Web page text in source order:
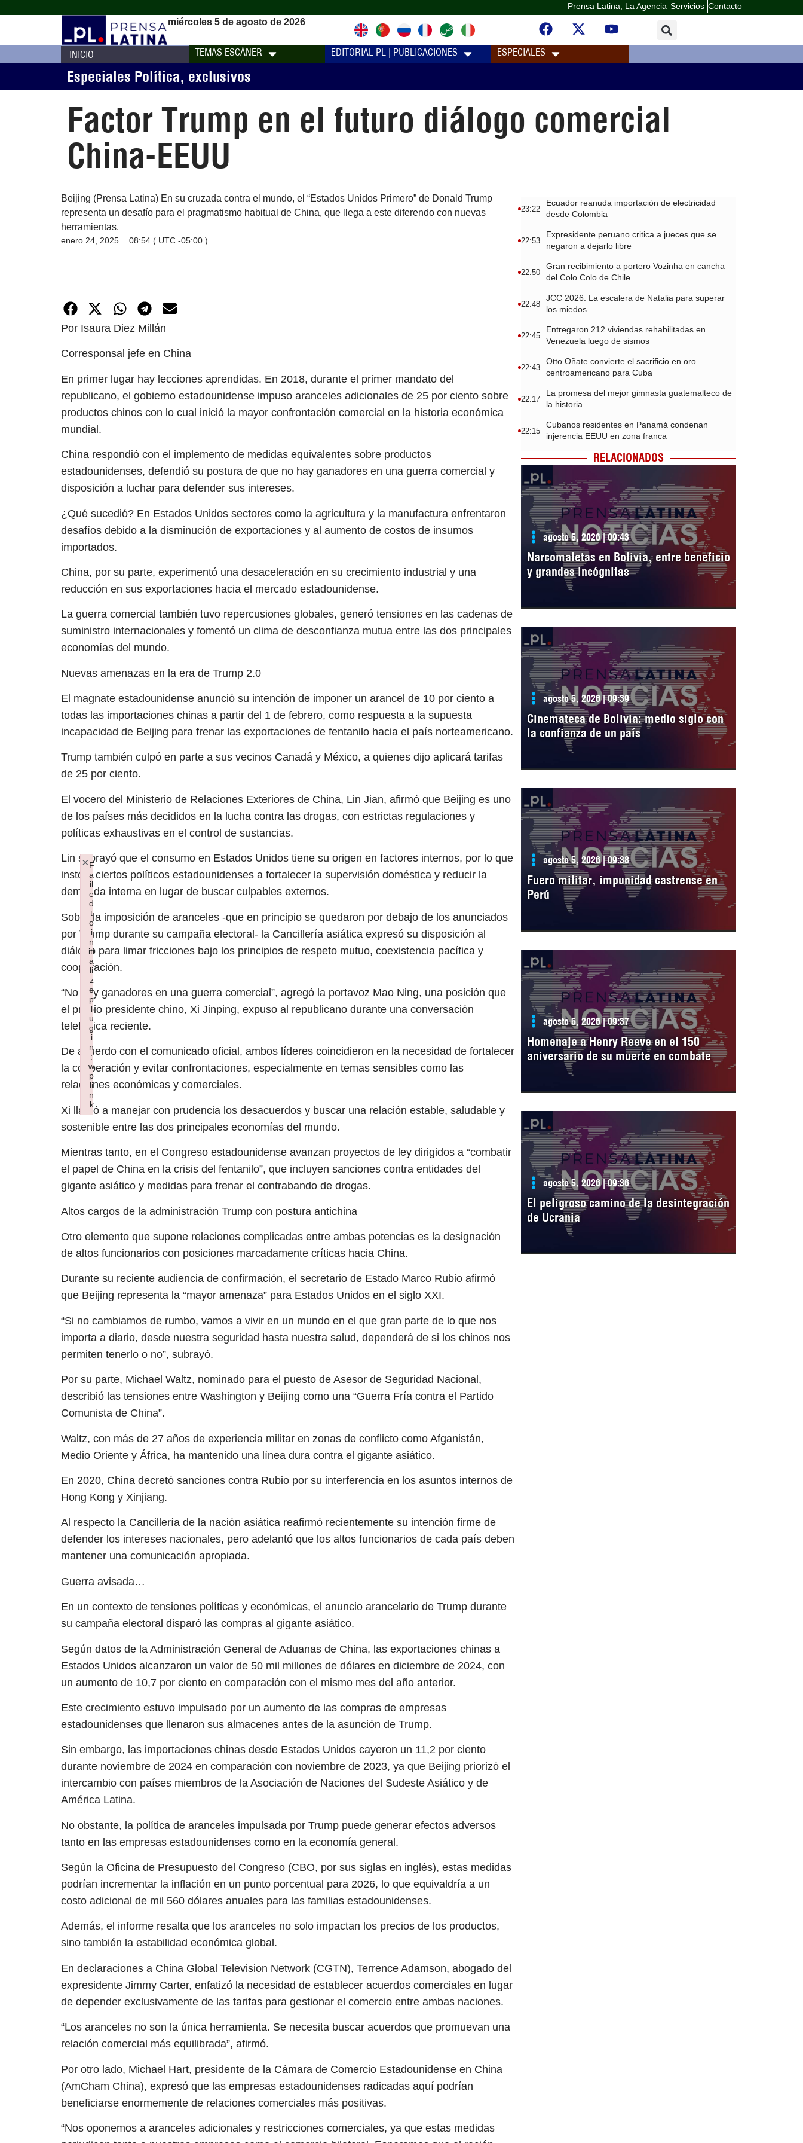
Prensa Latina, La Agencia Servicios Contacto
miércoles 5 de agosto de 2026
INICIO TEMAS ESCÁNER EDITORIAL PL | PUBLICACIONES ESPECIALES
Especiales Política, exclusivos
Factor Trump en el futuro diálogo comercial
China-EEUU
Beijing (Prensa Latina) En su cruzada contra el mundo, el “Estados Unidos Primero” de Donald Trump
representa un desafío para el pragmatismo habitual de China, que llega a este diferendo con nuevas
herramientas.
enero 24, 2025 08:54 ( UTC -05:00 )
Por Isaura Diez Millán
Corresponsal jefe en China
En primer lugar hay lecciones aprendidas. En 2018, durante el primer mandato del
republicano, el gobierno estadounidense impuso aranceles adicionales de 25 por ciento sobre
productos chinos con lo cual inició la mayor confrontación comercial en la historia económica
mundial.
China respondió con el implemento de medidas equivalentes sobre productos
estadounidenses, defendió su postura de que no hay ganadores en una guerra comercial y
disposición a luchar para defender sus intereses.
¿Qué sucedió? En Estados Unidos sectores como la agricultura y la manufactura enfrentaron
desafíos debido a la disminución de exportaciones y al aumento de costos de insumos
importados.
China, por su parte, experimentó una desaceleración en su crecimiento industrial y una
reducción en sus exportaciones hacia el mercado estadounidense.
La guerra comercial también tuvo repercusiones globales, generó tensiones en las cadenas de
suministro internacionales y fomentó un clima de desconfianza mutua entre las dos principales
economías del mundo.
Nuevas amenazas en la era de Trump 2.0
El magnate estadounidense anunció su intención de imponer un arancel de 10 por ciento a
todas las importaciones chinas a partir del 1 de febrero, como respuesta a la supuesta
incapacidad de Beijing para frenar las exportaciones de fentanilo hacia el país norteamericano.
Trump también culpó en parte a sus vecinos Canadá y México, a quienes dijo aplicará tarifas
de 25 por ciento.
El vocero del Ministerio de Relaciones Exteriores de China, Lin Jian, afirmó que Beijing es uno
de los países más decididos en la lucha contra las drogas, con estrictas regulaciones y
políticas exhaustivas en el control de sustancias.
Lin subrayó que el consumo en Estados Unidos tiene su origen en factores internos, por lo que
instó a ciertos políticos estadounidenses a fortalecer la supervisión doméstica y reducir la
demanda interna en lugar de buscar culpables externos.
Sobre la imposición de aranceles -que en principio se quedaron por debajo de los anunciados
por Trump durante su campaña electoral- la Cancillería asiática expresó su disposición al
diálogo para limar fricciones bajo los principios de respeto mutuo, coexistencia pacífica y
cooperación.
“No hay ganadores en una guerra comercial”, agregó la portavoz Mao Ning, una posición que
el propio presidente chino, Xi Jinping, expuso al republicano durante una conversación
telefónica reciente.
De acuerdo con el comunicado oficial, ambos líderes coincidieron en la necesidad de fortalecer
la cooperación y evitar confrontaciones, especialmente en temas sensibles como las
relaciones económicas y comerciales.
Xi llamó a manejar con prudencia los desacuerdos y buscar una relación estable, saludable y
sostenible entre las dos principales economías del mundo.
Mientras tanto, en el Congreso estadounidense avanzan proyectos de ley dirigidos a “combatir
el papel de China en la crisis del fentanilo”, que incluyen sanciones contra entidades del
gigante asiático y medidas para frenar el contrabando de drogas.
Altos cargos de la administración Trump con postura antichina
Otro elemento que supone relaciones complicadas entre ambas potencias es la designación
de altos funcionarios con posiciones marcadamente críticas hacia China.
Durante su reciente audiencia de confirmación, el secretario de Estado Marco Rubio afirmó
que Beijing representa la “mayor amenaza” para Estados Unidos en el siglo XXI.
“Si no cambiamos de rumbo, vamos a vivir en un mundo en el que gran parte de lo que nos
importa a diario, desde nuestra seguridad hasta nuestra salud, dependerá de si los chinos nos
permiten tenerlo o no”, subrayó.
Por su parte, Michael Waltz, nominado para el puesto de Asesor de Seguridad Nacional,
describió las tensiones entre Washington y Beijing como una “Guerra Fría contra el Partido
Comunista de China”.
Waltz, con más de 27 años de experiencia militar en zonas de conflicto como Afganistán,
Medio Oriente y África, ha mantenido una línea dura contra el gigante asiático.
En 2020, China decretó sanciones contra Rubio por su interferencia en los asuntos internos de
Hong Kong y Xinjiang.
Al respecto la Cancillería de la nación asiática reafirmó recientemente su intención firme de
defender los intereses nacionales, pero adelantó que los altos funcionarios de cada país deben
mantener una comunicación apropiada.
Guerra avisada…
En un contexto de tensiones políticas y económicas, el anuncio arancelario de Trump durante
su campaña electoral disparó las compras al gigante asiático.
Según datos de la Administración General de Aduanas de China, las exportaciones chinas a
Estados Unidos alcanzaron un valor de 50 mil millones de dólares en diciembre de 2024, con
un aumento de 10,7 por ciento en comparación con el mismo mes del año anterior.
Este crecimiento estuvo impulsado por un aumento de las compras de empresas
estadounidenses que llenaron sus almacenes antes de la asunción de Trump.
Sin embargo, las importaciones chinas desde Estados Unidos cayeron un 11,2 por ciento
durante noviembre de 2024 en comparación con noviembre de 2023, ya que Beijing priorizó el
intercambio con países miembros de la Asociación de Naciones del Sudeste Asiático y de
América Latina.
No obstante, la política de aranceles impulsada por Trump puede generar efectos adversos
tanto en las empresas estadounidenses como en la economía general.
Según la Oficina de Presupuesto del Congreso (CBO, por sus siglas en inglés), estas medidas
podrían incrementar la inflación en un punto porcentual para 2026, lo que equivaldría a un
costo adicional de mil 560 dólares anuales para las familias estadounidenses.
Además, el informe resalta que los aranceles no solo impactan los precios de los productos,
sino también la estabilidad económica global.
En declaraciones a China Global Television Network (CGTN), Terrence Adamson, abogado del
expresidente Jimmy Carter, enfatizó la necesidad de establecer acuerdos comerciales en lugar
de depender exclusivamente de las tarifas para gestionar el comercio entre ambas naciones.
“Los aranceles no son la única herramienta. Se necesita buscar acuerdos que promuevan una
relación comercial más equilibrada”, afirmó.
Por otro lado, Michael Hart, presidente de la Cámara de Comercio Estadounidense en China
(AmCham China), expresó que las empresas estadounidenses radicadas aquí podrían
beneficiarse enormemente de relaciones comerciales más positivas.
“Nos oponemos a aranceles adicionales y restricciones comerciales, ya que estas medidas
23:22
Ecuador reanuda importación de electricidad
desde Colombia
22:53
Expresidente peruano critica a jueces que se
negaron a dejarlo libre
22:50
Gran recibimiento a portero Vozinha en cancha
del Colo Colo de Chile
22:48
JCC 2026: La escalera de Natalia para superar
los miedos
22:45
Entregaron 212 viviendas rehabilitadas en
Venezuela luego de sismos
22:43
Otto Oñate convierte el sacrificio en oro
centroamericano para Cuba
22:17
La promesa del mejor gimnasta guatemalteco de
la historia
22:15
Cubanos residentes en Panamá condenan
injerencia EEUU en zona franca
RELACIONADOS
agosto 5, 2026 | 09:43
Narcomaletas en Bolivia, entre beneficio
y grandes incógnitas
agosto 5, 2026 | 09:39
Cinemateca de Bolivia: medio siglo con
la confianza de un país
agosto 5, 2026 | 09:38
Fuero militar, impunidad castrense en
Perú
agosto 5, 2026 | 09:37
Homenaje a Henry Reeve en el 150
aniversario de su muerte en combate
agosto 5, 2026 | 09:36
El peligroso camino de la desintegración
de Ucrania
F
a
il
e
d
t
o
i
n
iti
a
li
z
e
p
l
u
g
i
n
:
w
p
li
n
k
×
Failed to initialize plugin: wplink